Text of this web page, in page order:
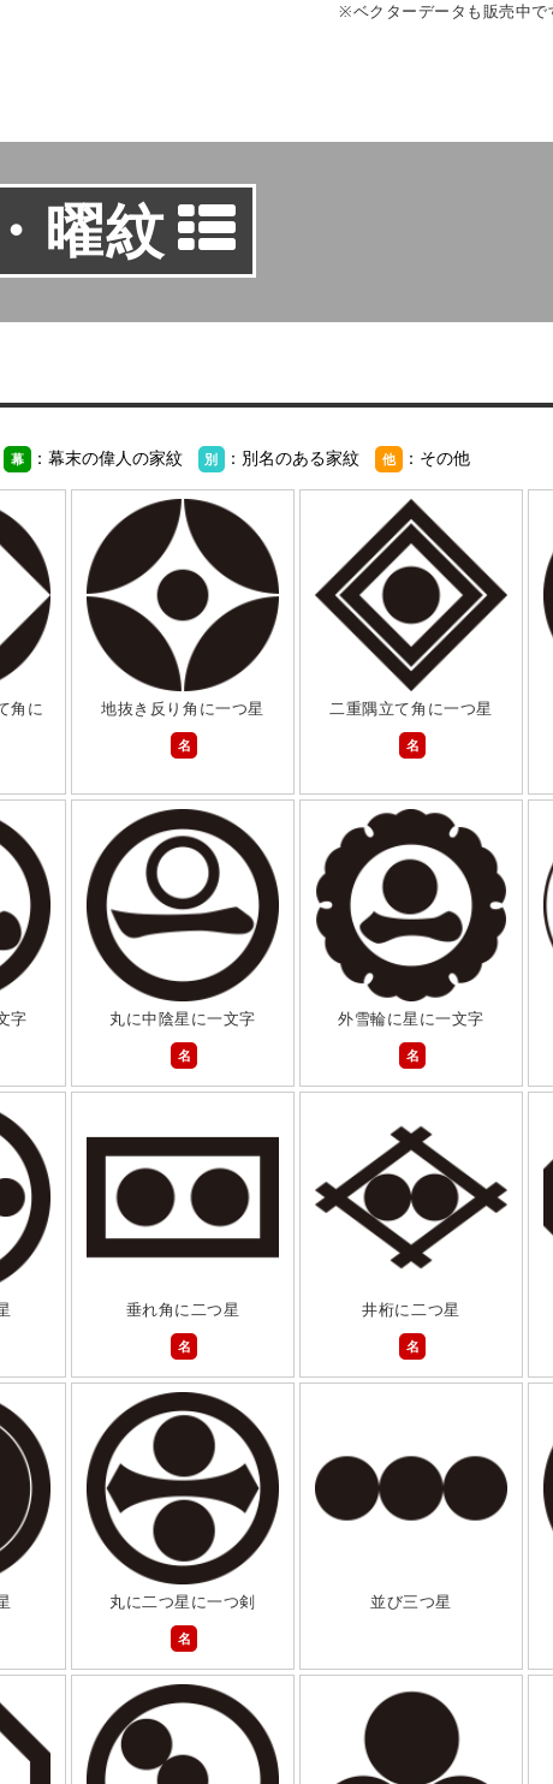
※ベクターデータも販売中で
曜紋
幕 ：幕末の偉人の家紋 別 ：別名のある家紋 他 ：その他
角に
地抜き反り角に一つ星
名
二重隅立て角に一つ星
名
字
丸に中陰星に一文字
名
外雪輪に星に一文字
名
垂れ角に二つ星
名
井桁に二つ星
名
丸に二つ星に一つ剣
名
並び三つ星